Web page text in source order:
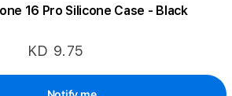
16 Pro Silicone Case - Black
KD 9.75